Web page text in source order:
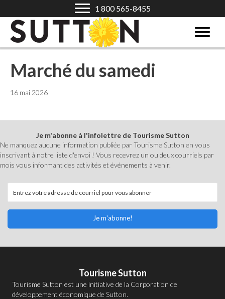
1 800 565-8455
Marché du samedi
16 mai 2026
Je m'abonne à l'infolettre de Tourisme Sutton
Ne manquez aucune information publiée par Tourisme Sutton en vous
inscrivant à notre liste d'envoi ! Vous recevrez un ou deux courriels par
mois vous informant des activités et événements à venir.
Je m'abonne!
Tourisme Sutton
Tourisme Sutton est une initiative de la Corporation de
développement économique de Sutton.